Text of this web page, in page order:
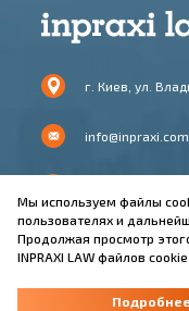
г. Киев, ул.
Мы используем файлы
пользователях и
Продолжая просмотр
INPRAXI LAW файлов
Подробнее